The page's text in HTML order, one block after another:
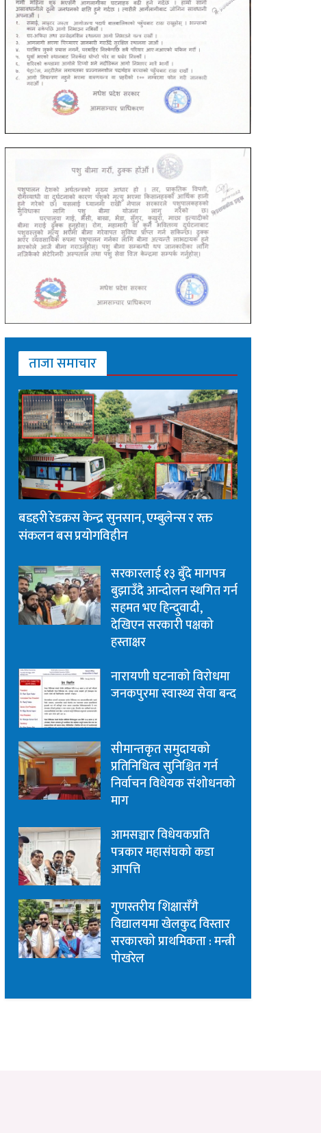
ताजा समाचार
बडहरी रेडक्रस केन्द्र सुनसान, एम्बुलेन्स र रक्त
संकलन बस प्रयोगविहीन
सरकारलाई १३ बुँदे मागपत्र
बुझाउँदै आन्दोलन स्थगित गर्न
सहमत भए हिन्दुवादी,
देखिएन सरकारी पक्षको
हस्ताक्षर
नारायणी घटनाको विरोधमा
जनकपुरमा स्वास्थ्य सेवा बन्द
सीमान्तकृत समुदायको
प्रतिनिधित्व सुनिश्चित गर्न
निर्वाचन विधेयक संशोधनको
माग
आमसञ्चार विधेयकप्रति
पत्रकार महासंघको कडा
आपत्ति
गुणस्तरीय शिक्षासँगै
विद्यालयमा खेलकुद विस्तार
सरकारको प्राथमिकता : मन्त्री
पोखरेल